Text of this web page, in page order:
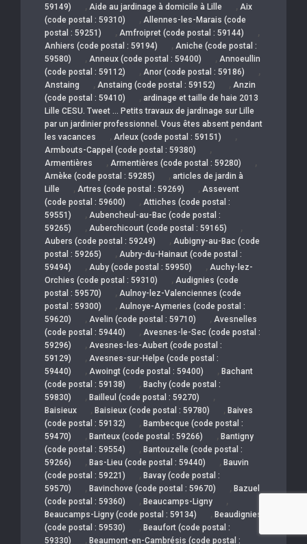
59149)
, Aide au jardinage à domicile à Lille , Aix
(code postal : 59310)
, Allennes-les-Marais (code
postal : 59251)
, Amfroipret (code postal : 59144) ,
Anhiers (code postal : 59194) , Aniche (code postal :
59580)
, Anneux (code postal : 59400) , Annoeullin
(code postal : 59112)
, Anor (code postal : 59186) ,
Anstaing , Anstaing (code postal : 59152) , Anzin
(code postal : 59410)
, ardinage et taille de haie 2013
Lille CESU. Tweet … Petits travaux de jardinage sur Lille
par un jardinier professionnel. Vous êtes absent pendant
les vacances
, Arleux (code postal : 59151) ,
Armbouts-Cappel (code postal : 59380) ,
Armentières , Armentières (code postal : 59280) ,
Arnèke (code postal : 59285) , articles de jardin à
Lille
, Artres (code postal : 59269) , Assevent
(code postal : 59600)
, Attiches (code postal :
59551)
, Aubencheul-au-Bac (code postal :
59265)
, Auberchicourt (code postal : 59165) ,
Aubers (code postal : 59249) , Aubigny-au-Bac (code
postal : 59265)
, Aubry-du-Hainaut (code postal :
59494)
, Auby (code postal : 59950) , Auchy-lez-
Orchies (code postal : 59310)
, Audignies (code
postal : 59570)
, Aulnoy-lez-Valenciennes (code
postal : 59300)
, Aulnoye-Aymeries (code postal :
59620)
, Avelin (code postal : 59710) , Avesnelles
(code postal : 59440)
, Avesnes-le-Sec (code postal :
59296)
, Avesnes-les-Aubert (code postal :
59129)
, Avesnes-sur-Helpe (code postal :
59440)
, Awoingt (code postal : 59400) , Bachant
(code postal : 59138)
, Bachy (code postal :
59830)
, Bailleul (code postal : 59270) ,
Baisieux , Baisieux (code postal : 59780) , Baives
(code postal : 59132)
, Bambecque (code postal :
59470)
, Banteux (code postal : 59266) , Bantigny
(code postal : 59554)
, Bantouzelle (code postal :
59266)
, Bas-Lieu (code postal : 59440) , Bauvin
(code postal : 59221)
, Bavay (code postal :
59570)
, Bavinchove (code postal : 59670) , Bazuel
(code postal : 59360)
, Beaucamps-Ligny ,
Beaucamps-Ligny (code postal : 59134) , Beaudignies
(code postal : 59530)
, Beaufort (code postal :
59330)
, Beaumont-en-Cambrésis (code postal :